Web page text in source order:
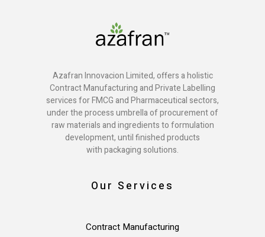
Azafran Innovacion Limited, offers a holistic
Contract Manufacturing and Private Labelling
services for FMCG and Pharmaceutical sectors,
under the process umbrella of procurement of
raw materials and ingredients to formulation
development, until finished products
with packaging solutions.
Our Services
Contract Manufacturing